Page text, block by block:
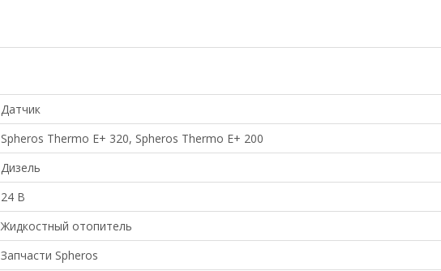
Датчик
Spheros Thermo E+ 320, Spheros Thermo E+ 200
Дизель
24 В
Жидкостный отопитель
Запчасти Spheros